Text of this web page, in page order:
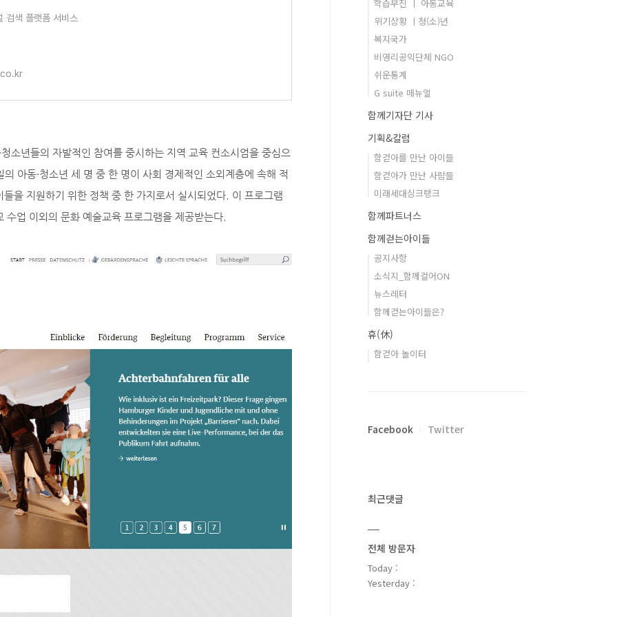
검색 플랫폼 서비스
소년들의 자발적인 참여를 중시하는 지역 교육 컨소시엄을 중심으
아동·청소년 세 명 중 한 명이 사회 경제적인 소외계층에 속해 적
을 지원하기 위한 정책 중 한 가지로서 실시되었다. 이 프로그램
업 이외의 문화 예술교육 프로그램을 제공받는다.
학습부진 ㅣ 아동교육
위기상황 ㅣ청(소)년
복지국가
비영리공익단체 NGO
쉬운통계
G suite 매뉴얼
함께기자단 기사
기획&칼럼
함걷아를 만난 아이들
함걷아가 만난 사람들
미래세대싱크탱크
함께파트너스
함께걷는아이들
공지사항
소식지_함께걸어ON
뉴스레터
함께걷는아이들은?
휴(休)
함걷아 놀이터
Facebook Twitter
최근댓글
전체 방문자
Today :
Yesterday :